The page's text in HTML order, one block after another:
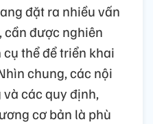
đặt ra nhiều vấn
cần được nghiên
thể để triển khai
chung, các nội
các quy định,
cơ bản là phù